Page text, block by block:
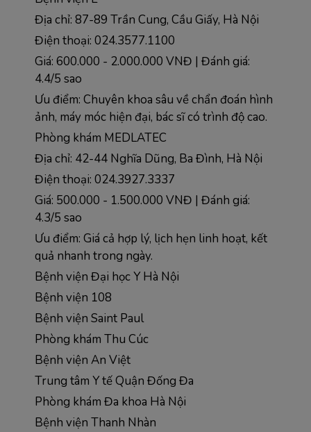
Địa chỉ: 87-89 Trần Cung, Cầu Giấy, Hà Nội
Điện thoại: 024.3577.1100
Giá: 600.000 - 2.000.000 VNĐ | Đánh giá:
4.4/5 sao
Ưu điểm: Chuyên khoa sâu về chẩn đoán hình
ảnh, máy móc hiện đại, bác sĩ có trình độ cao.
Phòng khám MEDLATEC
Địa chỉ: 42-44 Nghĩa Dũng, Ba Đình, Hà Nội
Điện thoại: 024.3927.3337
Giá: 500.000 - 1.500.000 VNĐ | Đánh giá:
4.3/5 sao
Ưu điểm: Giá cả hợp lý, lịch hẹn linh hoạt, kết
quả nhanh trong ngày.
Bệnh viện Đại học Y Hà Nội
Bệnh viện 108
Bệnh viện Saint Paul
Phòng khám Thu Cúc
Bệnh viện An Việt
Trung tâm Y tế Quận Đống Đa
Phòng khám Đa khoa Hà Nội
Bệnh viện Thanh Nhàn